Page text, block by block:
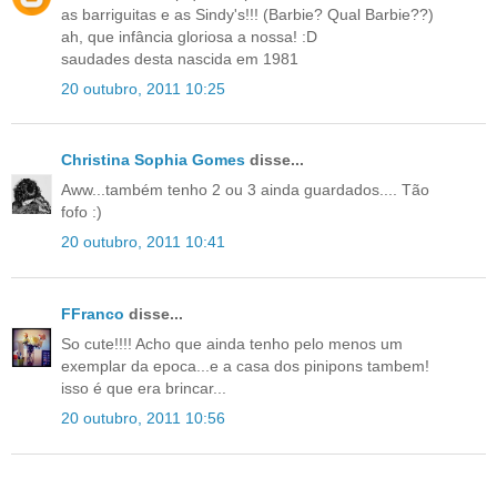
as barriguitas e as Sindy's!!! (Barbie? Qual Barbie??)
ah, que infância gloriosa a nossa! :D
saudades desta nascida em 1981
20 outubro, 2011 10:25
Christina Sophia Gomes disse...
Aww...também tenho 2 ou 3 ainda guardados.... Tão
fofo :)
20 outubro, 2011 10:41
FFranco disse...
So cute!!!! Acho que ainda tenho pelo menos um
exemplar da epoca...e a casa dos pinipons tambem!
isso é que era brincar...
20 outubro, 2011 10:56